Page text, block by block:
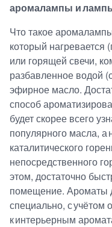
аромалампы и
Что такое
который нагревается
или горящей свечи,
разбавленное водой
эфирное масло.
способ
будет скорее всего
популярного масла,
каталитического
непосредственного
этом, достаточно
помещение. Ароматы
специально, с учётом
к интерьерным